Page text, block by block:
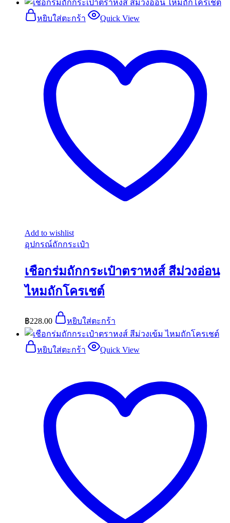
หยิบใส่ตะกร้า Quick View
Add to wishlist
อุปกรณ์ถักกระเป๋า
เชือกร่มถักกระเป๋าตราหงส์ สีม่วงอ่อน
ไหมถักโครเชต์
฿228.00 หยิบใส่ตะกร้า
หยิบใส่ตะกร้า Quick View